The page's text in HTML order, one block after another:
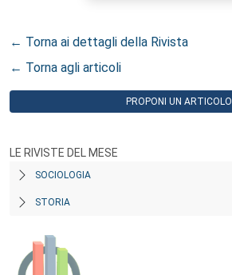
← Torna ai dettagli della Rivista
← Torna agli articoli
PROPONI UN ARTICOLO
LE RIVISTE DEL MESE
SOCIOLOGIA
STORIA